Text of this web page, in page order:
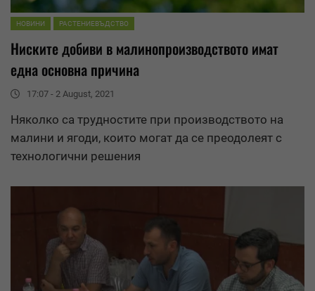
НОВИНИ РАСТЕНИЕВЪДСТВО
Ниските добиви в малинопроизводството имат
една основна причина
17:07 - 2 August, 2021
Няколко са трудностите при производството на
малини и ягоди, които могат да се преодолеят с
технологични решения